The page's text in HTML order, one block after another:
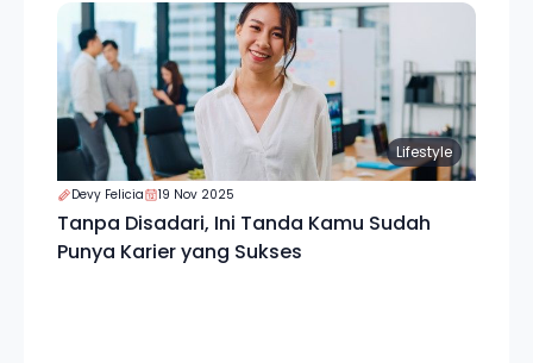
Lifestyle
Devy Felicia 19 Nov 2025
Tanpa Disadari, Ini Tanda Kamu Sudah
Punya Karier yang Sukses